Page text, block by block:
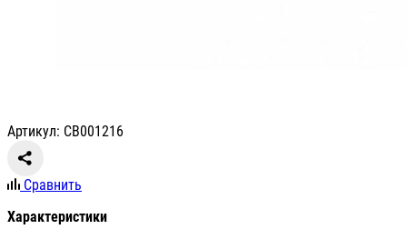
Артикул: СВ001216
Сравнить
Характеристики